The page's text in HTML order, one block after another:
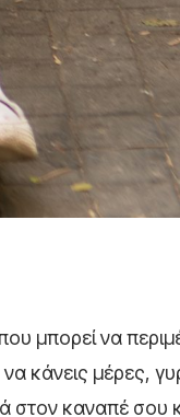
μπορεί να
κάνεις μέρες,
στον καναπέ σου